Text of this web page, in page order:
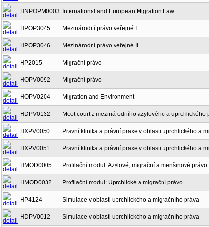
HNPOPM0003 International and European Migration Law
HPOP3045 Mezinárodní právo veřejné I
HPOP3046 Mezinárodní právo veřejné II
HP2015 Migrační právo
HOPV0092 Migrační právo
HOPV0204 Migration and Environment
HDPV0132 Moot court z mezinárodního azylového a uprchlického
HXPV0050 Právní klinika a právní praxe v oblasti uprchlického a
HXPV0051 Právní klinika a právní praxe v oblasti uprchlického a
HMOD0005 Profilační modul: Azylové, migrační a menšinové právo
HMOD0032 Profilační modul: Uprchlické a migrační právo
HP4124 Simulace v oblasti uprchlického a migračního práva
HDPV0012 Simulace v oblasti uprchlického a migračního práva